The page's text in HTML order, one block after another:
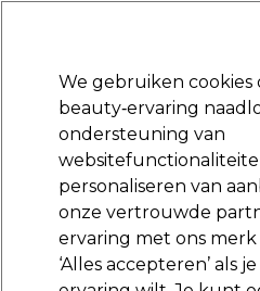
Merken Deals Haar Elektra
Volgende
Na verzending,
Schwarzkopf Professional
We gebruiken cookies
beauty‑ervaring
ondersteuning van
personaliseren van
onze vertrouwde
ervaring met ons
‘Alles accepteren’ als